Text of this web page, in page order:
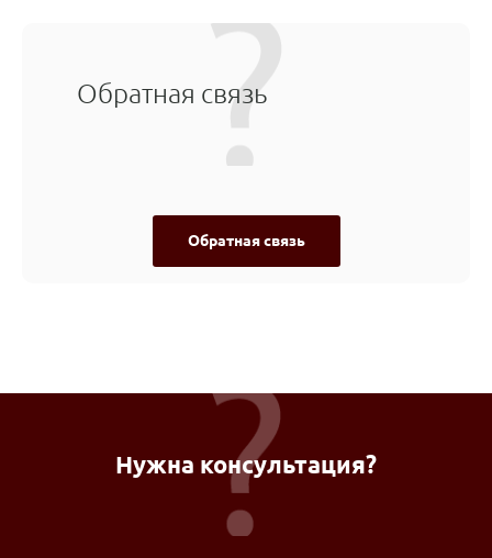
Обратная связь
Обратная связь
Нужна консультация?